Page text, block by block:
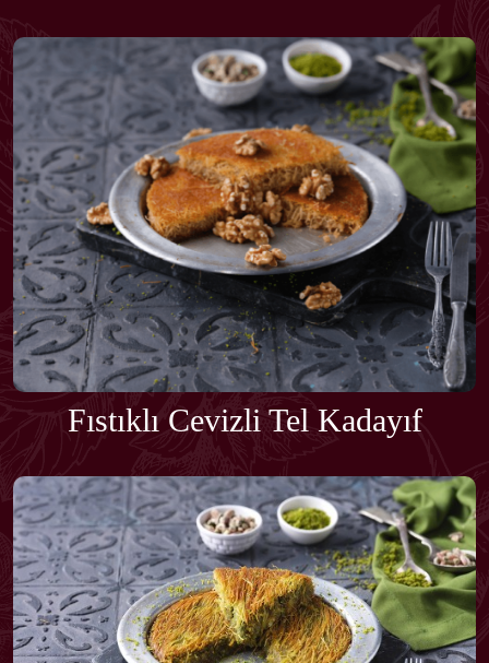
Fıstıklı Cevizli Tel Kadayıf